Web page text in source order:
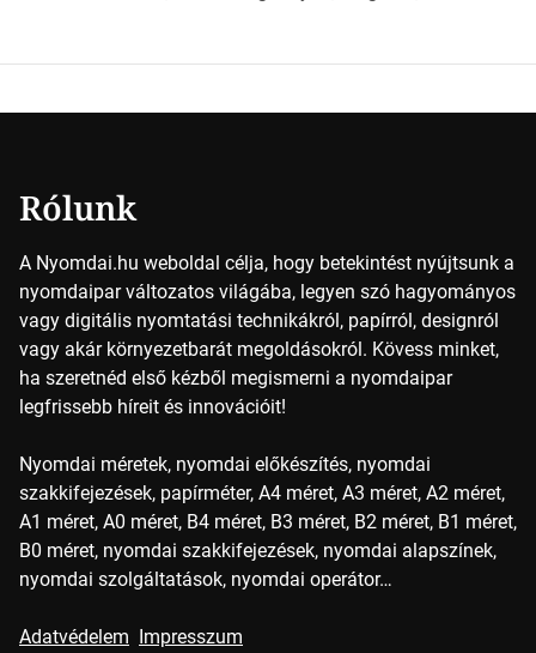
Rólunk
A Nyomdai.hu weboldal célja, hogy betekintést nyújtsunk a
nyomdaipar változatos világába, legyen szó hagyományos
vagy digitális nyomtatási technikákról, papírról, designról
vagy akár környezetbarát megoldásokról. Kövess minket,
ha szeretnéd első kézből megismerni a nyomdaipar
legfrissebb híreit és innovációit!
Nyomdai méretek, nyomdai előkészítés, nyomdai
szakkifejezések, papírméter, A4 méret, A3 méret, A2 méret,
A1 méret, A0 méret, B4 méret, B3 méret, B2 méret, B1 méret,
B0 méret, nyomdai szakkifejezések, nyomdai alapszínek,
nyomdai szolgáltatások, nyomdai operátor…
Adatvédelem Impresszum